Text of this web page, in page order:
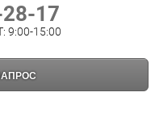
17
9:00-15:00